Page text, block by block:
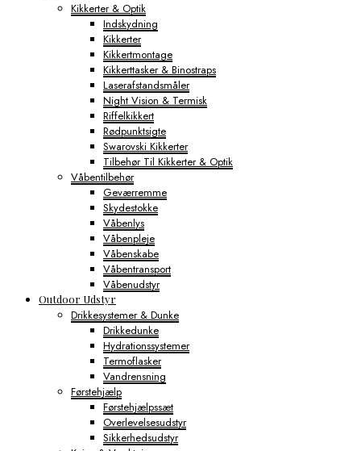
Kikkerter & Optik
Indskydning
Kikkerter
Kikkertmontage
Kikkerttasker & Binostraps
Laserafstandsmåler
Night Vision & Termisk
Riffelkikkert
Rødpunktsigte
Swarovski Kikkerter
Tilbehør Til Kikkerter & Optik
Våbentilbehør
Geværremme
Skydestokke
Våbenlys
Våbenpleje
Våbenskabe
Våbentransport
Våbenudstyr
Outdoor Udstyr
Drikkesystemer & Dunke
Drikkedunke
Hydrationssystemer
Termoflasker
Vandrensning
Førstehjælp
Førstehjælpssæt
Overlevelsesudstyr
Sikkerhedsudstyr